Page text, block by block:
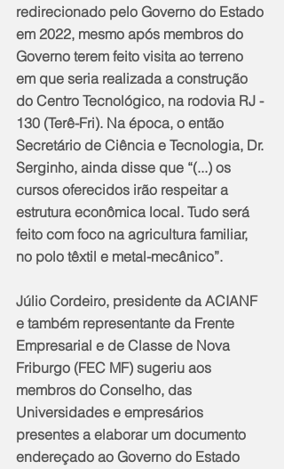
redirecionado pelo Governo do Estado
em 2022, mesmo após membros do
Governo terem feito visita ao terreno
em que seria realizada a construção
do Centro Tecnológico, na rodovia RJ -
130 (Terê-Fri). Na época, o então
Secretário de Ciência e Tecnologia, Dr.
Serginho, ainda disse que “(...) os
cursos oferecidos irão respeitar a
estrutura econômica local. Tudo será
feito com foco na agricultura familiar,
no polo têxtil e metal-mecânico”.
Júlio Cordeiro, presidente da ACIANF
e também representante da Frente
Empresarial e de Classe de Nova
Friburgo (FEC MF) sugeriu aos
membros do Conselho, das
Universidades e empresários
presentes a elaborar um documento
endereçado ao Governo do Estado